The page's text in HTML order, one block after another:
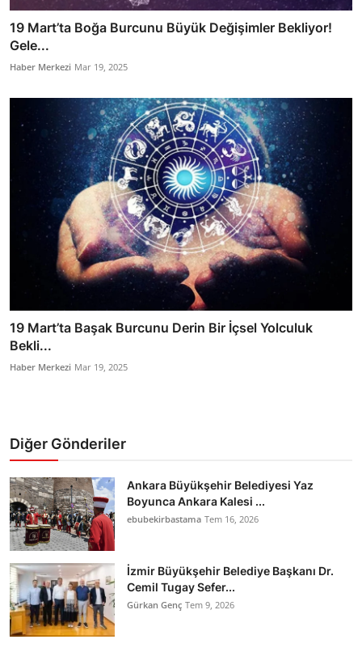
19 Mart’ta Boğa Burcunu Büyük Değişimler Bekliyor!
Gele...
Haber Merkezi Mar 19, 2025
19 Mart’ta Başak Burcunu Derin Bir İçsel Yolculuk
Bekli...
Haber Merkezi Mar 19, 2025
Diğer Gönderiler
Ankara Büyükşehir Belediyesi Yaz
Boyunca Ankara Kalesi ...
ebubekirbastama Tem 16, 2026
İzmir Büyükşehir Belediye Başkanı Dr.
Cemil Tugay Sefer...
Gürkan Genç Tem 9, 2026